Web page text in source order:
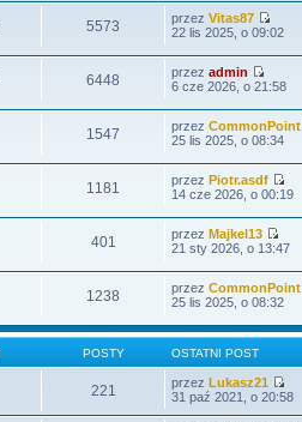
5573 przez Vitas87
22 lis 2025, o 09:02
6448 przez admin
6 cze 2026, o 21:58
1547 przez CommonPoint
25 lis 2025, o 08:34
1181 przez Piotr.asdf
14 cze 2026, o 00:19
401 przez Majkel13
21 sty 2026, o 13:47
1238 przez CommonPoint
25 lis 2025, o 08:32
POSTY OSTATNI POST
221 przez Lukasz21
31 paź 2021, o 20:58